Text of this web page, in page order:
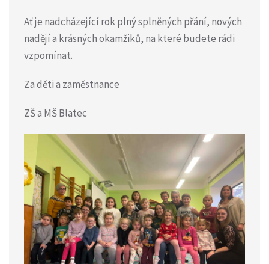
Ať je nadcházející rok plný splněných přání, nových
nadějí a krásných okamžiků, na které budete rádi
vzpomínat.
Za děti a zaměstnance
ZŠ a MŠ Blatec